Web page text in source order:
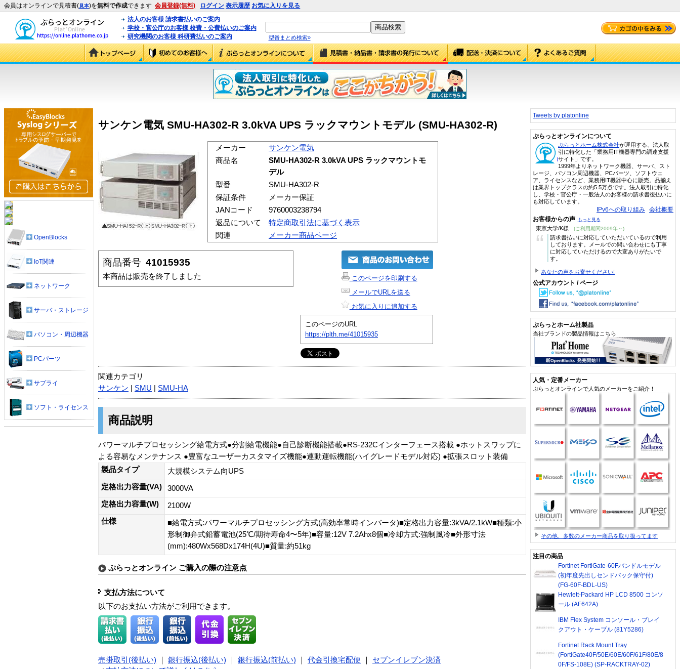
会員はオンラインで見積書(見本)を無料で作成できます 会員登録(無料) ログイン 表示履歴 お気に入りを見る
法人のお客様 請求書払いのご案内
学校・官公庁のお客様 校費・公費払いのご案内
研究機関のお客様 科研費払いのご案内
型番まとめ検索»
サンケン電気 SMU-HA302-R 3.0kVA UPS ラックマウントモデル (SMU-HA302-R)
メーカー
サンケン電気
商品名
SMU-HA302-R 3.0kVA UPS ラックマウントモ
デル
型番
SMU-HA302-R
保証条件
メーカー保証
JANコード
9760003238794
返品について
特定商取引法に基づく表示
関連
メーカー商品ページ
商品番号 41015935
本商品は販売を終了しました
このページを印刷する
メールでURLを送る
お気に入りに追加する
このページのURL
https://plth.me/41015935
関連カテゴリ
サンケン
SMU SMU-HA
商品説明
パワーマルチプロセッシング給電方式●分割給電機能●自己診断機能搭載●RS-232Cインターフェース搭載 ●ホットスワップに
よる容易なメンテナンス ●豊富なユーザーカスタマイズ機能●連動運転機能(ハイグレードモデル対応) ●拡張スロット装備
製品タイプ
大規模システム向UPS
定格出力容量(VA)
3000VA
定格出力容量(W)
2100W
仕様
■給電方式:パワーマルチプロセッシング方式(高効率常時インバータ)■定格出力容量:3kVA/2.1kW■種類:小
形制御弁式鉛蓄電池(25℃/期待寿命4〜5年)■容量:12V 7.2Ahx8個■冷却方式:強制風冷■外形寸法
(mm):480Wx568Dx174H(4U)■質量:約51kg
ぷらっとオンライン ご購入の際の注意点
支払方法について
以下のお支払い方法がご利用できます。
売掛取引(後払い) 銀行振込(後払い) 銀行振込(前払い) 代金引換宅配便
セブンイレブン決済
OpenBlocks
IoT関連
ネットワーク
サーバ・ストレージ
パソコン・周辺機器
PCパーツ
サプライ
ソフト・ライセンス
Tweets by platonline
ぷらっとオンラインについて
ぷらっとホーム株式会社が運用する、法人取
引に特化した「業務用IT機器専門の調達支援
サイト」です。
1999年よりネットワーク機器、サーバ、スト
レージ、パソコン周辺機器、PCパーツ、ソフトウェ
ア、ライセンスなど、業務用IT機器中心に販売。品揃え
は業界トップクラスの約5.5万点です。法人取引に特化
し、学校・官公庁・一般法人のお客様の請求書後払いに
も対応しています。
IPv6への取り組み 会社概要
お客様からの声 もっと見る
東京大学/K様 (ご利用期間2009年～)
“
請求書払いに対応していただいているので利用
しております。メールでの問い合わせにも丁寧
に対応していただけるので大変ありがたいで
す。
あなたの声をお寄せください!
公式アカウント / ページ
ぷらっとホーム社製品
当社ブランドの製品情報はこちら
人気・定番メーカー
ぷらっとオンラインで人気のメーカーをご紹介！
その他、多数のメーカー商品を取り扱ってます
注目の商品
Fortinet FortiGate-60Fバンドルモデル
(初年度先出しセンドバック保守付)
(FG-60F-BDL-US)
Hewlett-Packard HP LCD 8500 コンソ
ール (AF642A)
IBM Flex System コンソール・ブレイ
クアウト・ケーブル (81Y5286)
Fortinet Rack Mount Tray
(FortiGate40F/50E/60E/60F/61F/80E/8
0F/FS-108E) (SP-RACKTRAY-02)